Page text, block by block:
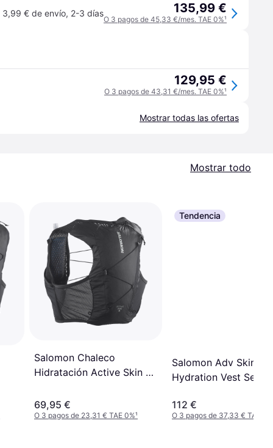
3,99 € de envío, 2-3 días 135,99 €
O 3 pagos de 45,33 €/mes. TAE 0%¹
129,95 €
O 3 pagos de 43,31 €/mes. TAE 0%¹
Mostrar todas las ofertas
Mostrar todo
Salomon Chaleco
Hidratación Active Skin 4
69,95 €
O 3 pagos de 23,31 € TAE 0%¹
Tendencia
Salomon Adv Skin 12l
Hydration Vest Set -
112 €
O 3 pagos de 37,33 € TAE 0%